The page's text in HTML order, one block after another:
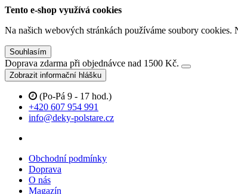
Tento e-shop využívá cookies
Na našich webových stránkách používáme soubory
Souhlasím
Doprava zdarma při objednávce nad 1500 Kč.
Zobrazit informační hlášku
(Po-Pá 9 - 17 hod.)
+420 607 954 991
info@deky-polstare.cz
Obchodní podmínky
Doprava
O nás
Magazín